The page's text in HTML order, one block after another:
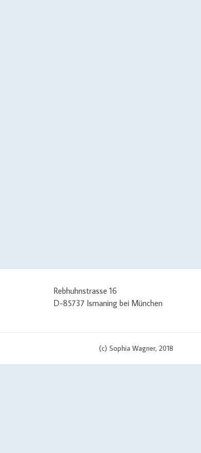
Rebhuhnstrasse 16
D-85737 Ismaning bei München
(c) Sophia Wagner, 2018